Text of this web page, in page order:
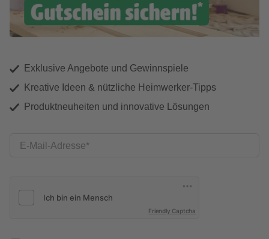
Exklusive Angebote und Gewinnspiele
Kreative Ideen & nützliche Heimwerker-Tipps
Produktneuheiten und innovative Lösungen
E-Mail-Adresse
Friendly Captcha